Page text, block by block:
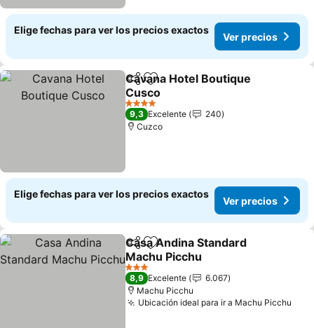
Elige fechas para ver los precios exactos
Ver precios
CompartirAgregar a favoritos
Cavana Hotel Boutique
Cusco
Ver precios
4 Estrellas
9,3 Excelente
240
Cuzco
Elige fechas para ver los precios exactos
Ver precios
CompartirAgregar a favoritos
Casa Andina Standard
Machu Picchu
Ver precios
3 Estrellas
8,9 Excelente
6.067
Machu Picchu
Ubicación ideal para ir a Machu Picchu